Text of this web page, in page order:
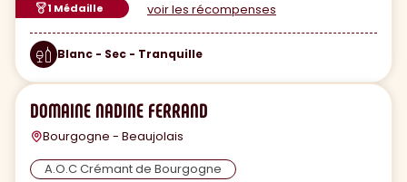
1 Médaille voir les récompenses
Blanc - Sec - Tranquille
DOMAINE NADINE FERRAND
Bourgogne - Beaujolais
A.O.C Crémant de Bourgogne